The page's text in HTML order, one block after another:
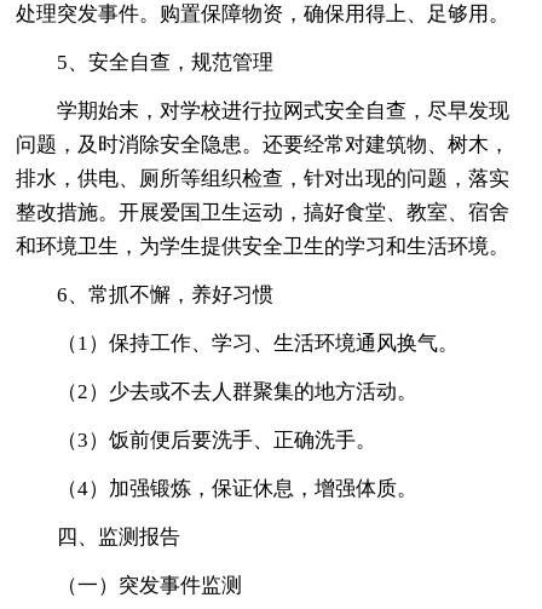
处理突发事件。购置保障物资，确保用得上、足够用。
5、安全自查，规范管理
学期始末，对学校进行拉网式安全自查，尽早发现
问题，及时消除安全隐患。还要经常对建筑物、树木，
排水，供电、厕所等组织检查，针对出现的问题，落实
整改措施。开展爱国卫生运动，搞好食堂、教室、宿舍
和环境卫生，为学生提供安全卫生的学习和生活环境。
6、常抓不懈，养好习惯
（1）保持工作、学习、生活环境通风换气。
（2）少去或不去人群聚集的地方活动。
（3）饭前便后要洗手、正确洗手。
（4）加强锻炼，保证休息，增强体质。
四、监测报告
（一）突发事件监测